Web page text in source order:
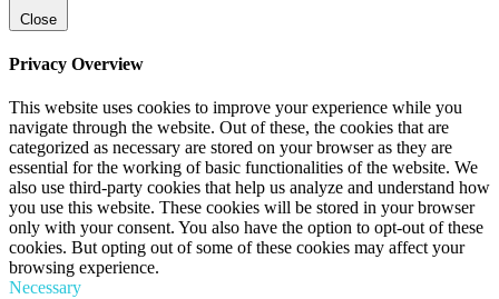
Close
Privacy Overview
This website uses cookies to improve your experience while you
navigate through the website. Out of these, the cookies that are
categorized as necessary are stored on your browser as they are
essential for the working of basic functionalities of the website. We
also use third-party cookies that help us analyze and understand how
you use this website. These cookies will be stored in your browser
only with your consent. You also have the option to opt-out of these
cookies. But opting out of some of these cookies may affect your
browsing experience.
Necessary